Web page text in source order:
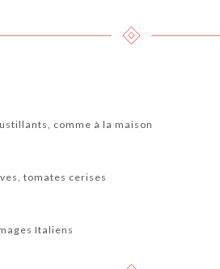
comme à la maison
tomates cerises
Italiens